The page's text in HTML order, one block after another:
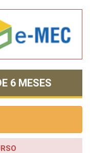
6 MESES